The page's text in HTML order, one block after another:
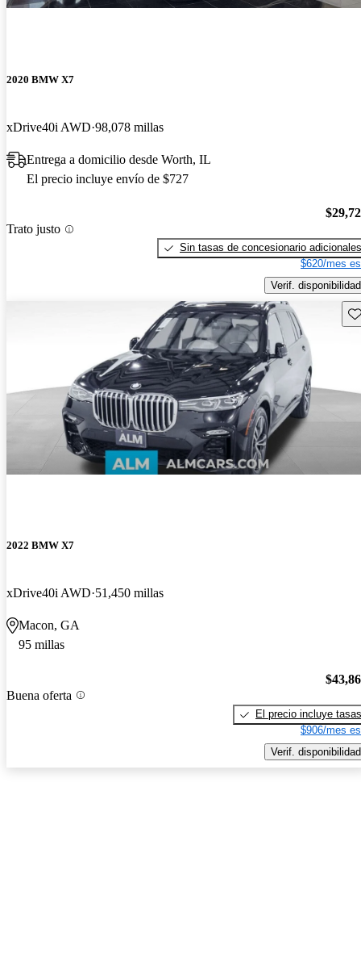
2020 BMW X7
xDrive40i AWD 98,078 millas
Entrega a domicilio desde Worth, IL
El precio incluye envío de $727
Trato justo
Sin tasas de concesionario adicionales
$620/mes
Verif. disponibilidad
2022 BMW X7
xDrive40i AWD 51,450 millas
Macon, GA
95 millas
Buena oferta
El precio incluye tasas
$906/mes
Verif. disponibilidad